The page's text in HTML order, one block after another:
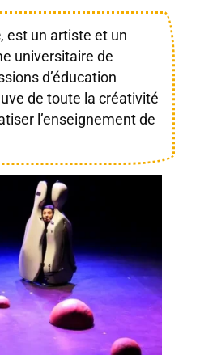
, est un artiste et un
universitaire de
d’éducation
de toute la créativité
l’enseignement de